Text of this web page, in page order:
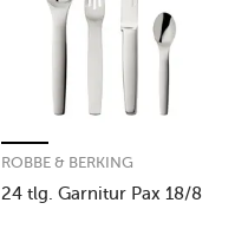
24 tlg. Garnitur Pax 18/8
ROBBE & BERKING